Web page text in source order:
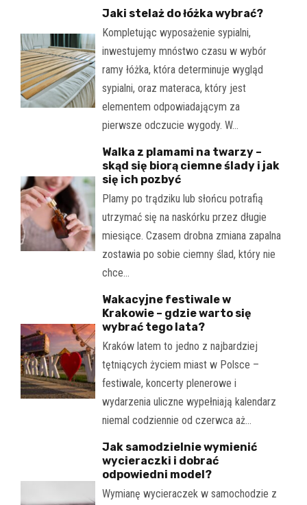
Jaki stelaż do łóżka wybrać?
Kompletując wyposażenie sypialni,
inwestujemy mnóstwo czasu w wybór
ramy łóżka, która determinuje wygląd
sypialni, oraz materaca, który jest
elementem odpowiadającym za
pierwsze odczucie wygody. W…
Walka z plamami na twarzy –
skąd się biorą ciemne ślady i jak
się ich pozbyć
Plamy po trądziku lub słońcu potrafią
utrzymać się na naskórku przez długie
miesiące. Czasem drobna zmiana zapalna
zostawia po sobie ciemny ślad, który nie
chce…
Wakacyjne festiwale w
Krakowie – gdzie warto się
wybrać tego lata?
Kraków latem to jedno z najbardziej
tętniących życiem miast w Polsce –
festiwale, koncerty plenerowe i
wydarzenia uliczne wypełniają kalendarz
niemal codziennie od czerwca aż…
Jak samodzielnie wymienić
wycieraczki i dobrać
odpowiedni model?
Wymianę wycieraczek w samochodzie z